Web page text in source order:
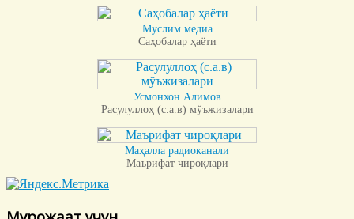
Муслим медиа
Саҳобалар ҳаёти
Усмонхон Алимов
Расулуллоҳ (с.а.в) мўъжизалари
Маҳалла радиоканали
Маърифат чироқлари